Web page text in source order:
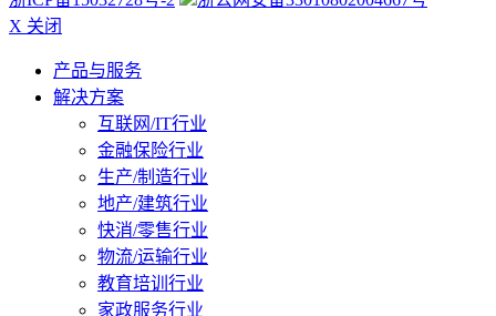
X 关闭
产品与服务
解决方案
互联网/IT行业
金融保险行业
生产/制造行业
地产/建筑行业
快消/零售行业
物流/运输行业
教育培训行业
家政服务行业